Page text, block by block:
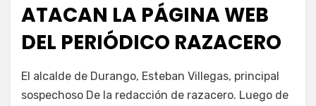
ATACAN LA PÁGINA WEB
DEL PERIÓDICO RAZACERO
por Enrique
El alcalde de Durango, Esteban Villegas, principal
sospechoso De la redacción de razacero. Luego de